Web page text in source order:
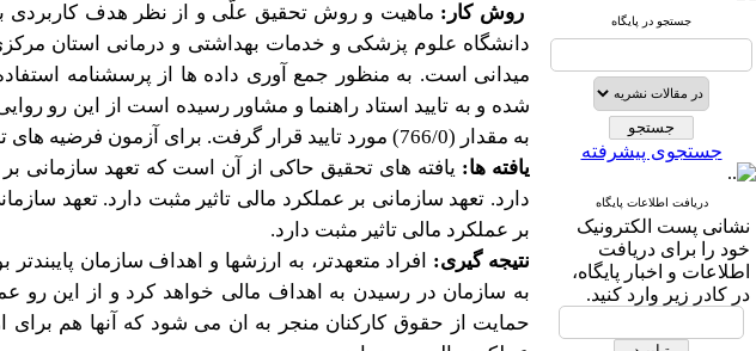
جستجو در پایگاه
جستجوی پیشرفته
دریافت اطلاعات پایگاه
نشانی پست الکترونیک
خود را برای دریافت
اطلاعات و اخبار پایگاه،
در کادر زیر وارد کنید.
روش کار: ماهیت و روش تحقیق علّی و از نظر هدف کاربردی
دانشگاه علوم پزشکی و خدمات بهداشتی و درمانی استان مرکزی به تعداد
میدانی است. به منظور جمع آوری داده ها از پرسشنامه
شده و به تایید استاد راهنما و مشاور رسیده است از این رو
به مقدار (766/0) مورد تایید قرار گرفت. برای آزمون فرضیه های تحقیق از معادلات ساختاری و نرم افزار لیزرل استفاده شد.
یافته ها: یافته های تحقیق حاکی از آن است که تعهد سازمانی
دارد. تعهد سازمانی بر عملکرد مالی تاثیر مثبت دارد. تعهد
بر عملکرد مالی تاثیر مثبت دارد.
نتیجه گیری:
افراد متعهدتر، به ارزشها و اهداف سازمان
به سازمان در رسیدن به اهداف مالی خواهد کرد و از این رو
حمایت از حقوق کارکنان منجر به ان می شود که آنها هم برای